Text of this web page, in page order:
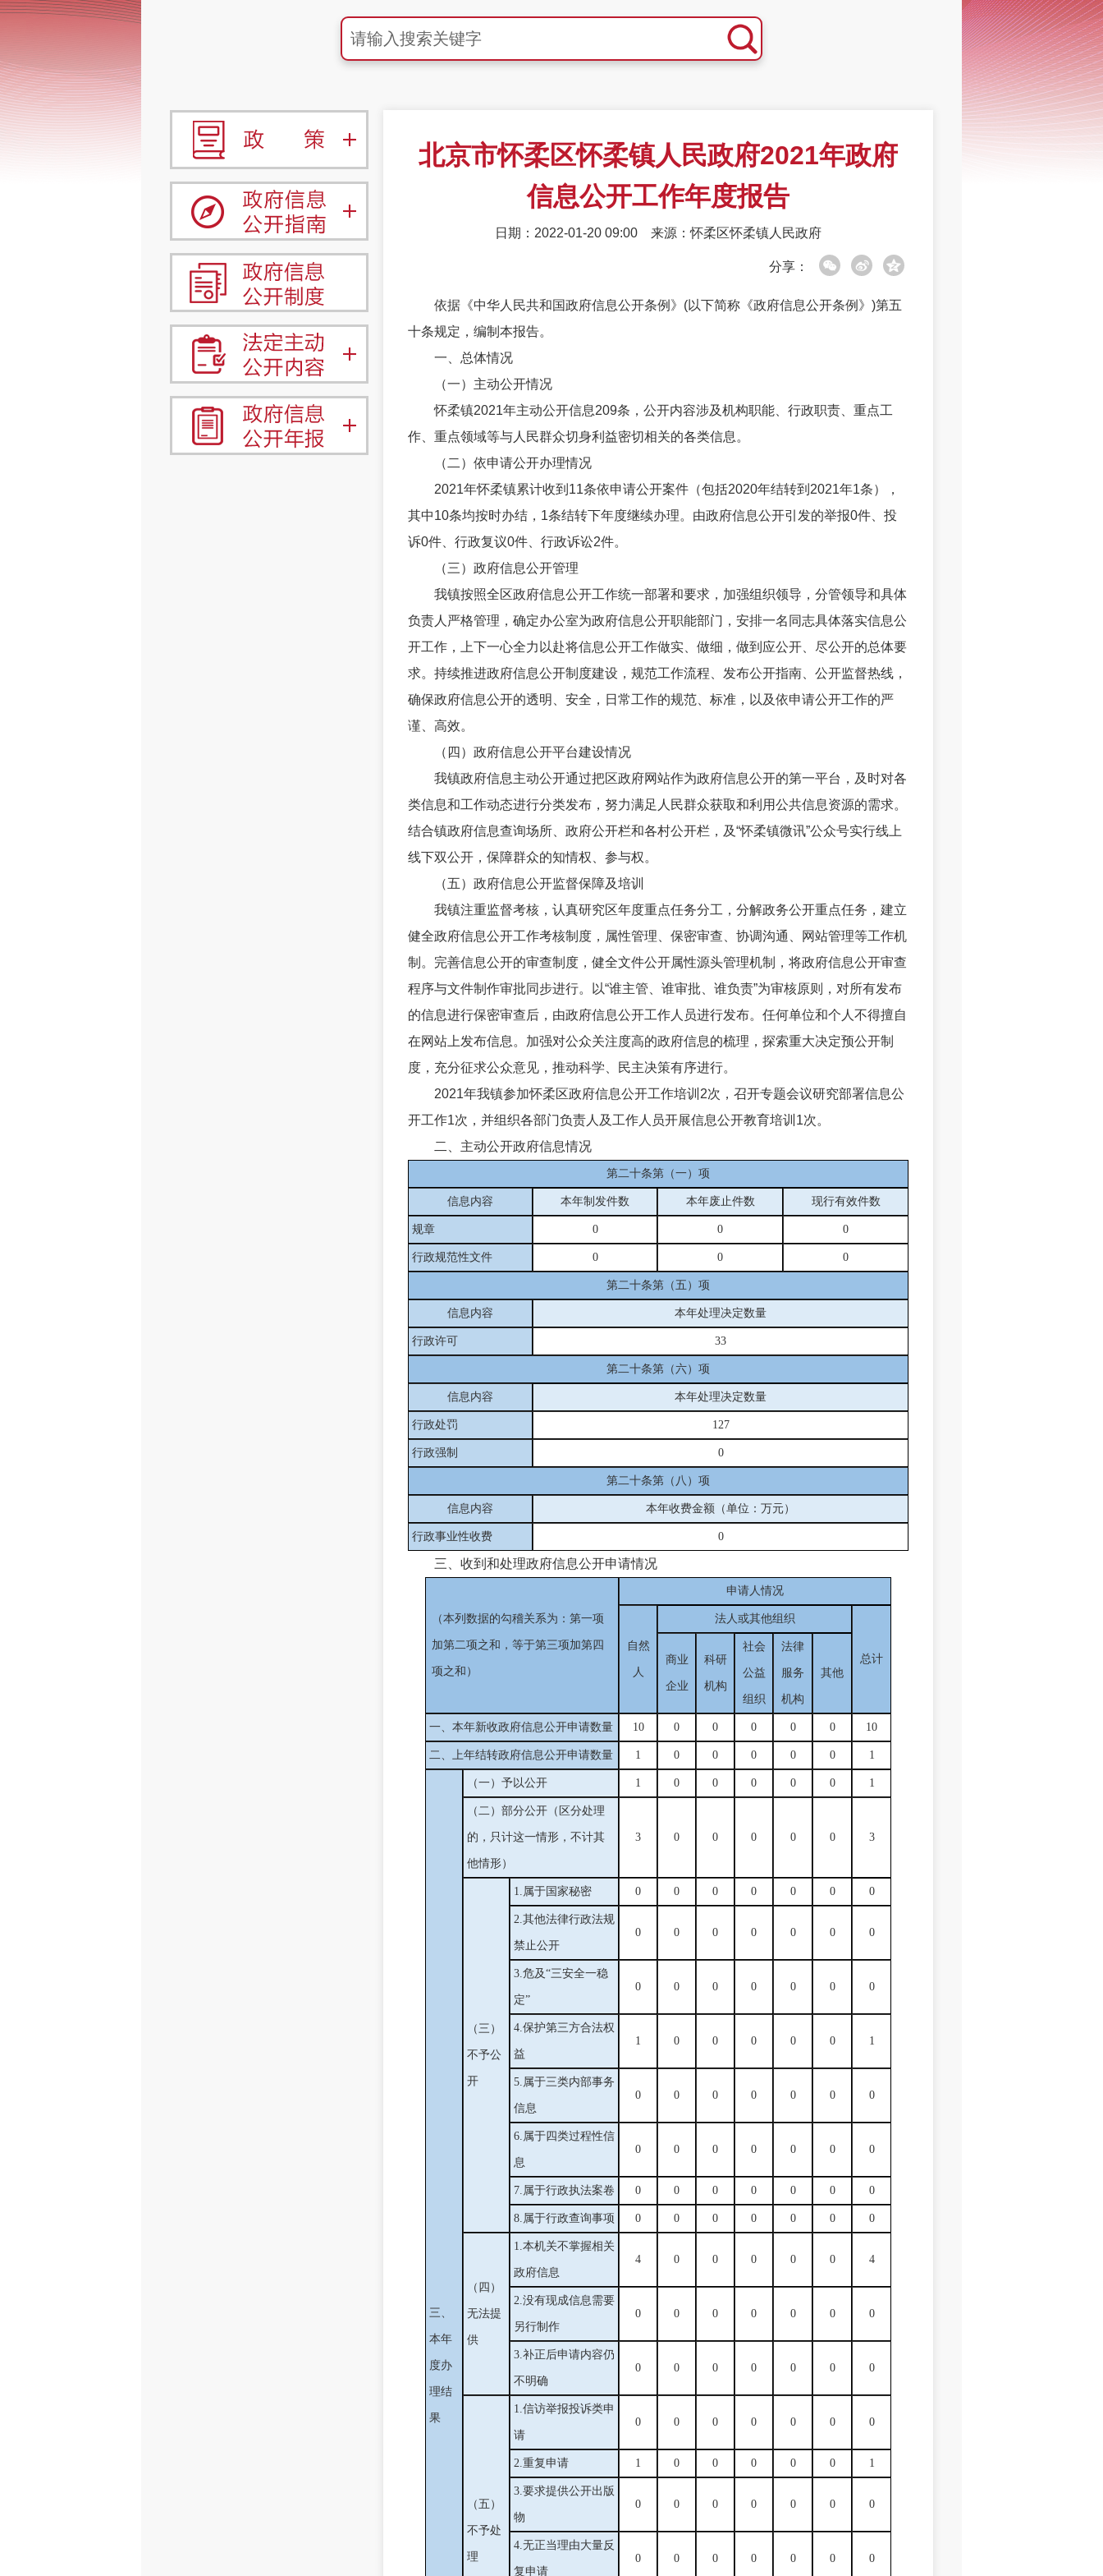
北京市怀柔区怀柔镇人民政府2021年政府
信息公开工作年度报告
日期：2022-01-20 09:00 来源：怀柔区怀柔镇人民政府
分享：
依据《中华人民共和国政府信息公开条例》(以下简称《政府信息公开条例》)第五
十条规定，编制本报告。
一、总体情况
（一）主动公开情况
怀柔镇2021年主动公开信息209条，公开内容涉及机构职能、行政职责、重点工
作、重点领域等与人民群众切身利益密切相关的各类信息。
（二）依申请公开办理情况
2021年怀柔镇累计收到11条依申请公开案件（包括2020年结转到2021年1条），
其中10条均按时办结，1条结转下年度继续办理。由政府信息公开引发的举报0件、投
诉0件、行政复议0件、行政诉讼2件。
（三）政府信息公开管理
我镇按照全区政府信息公开工作统一部署和要求，加强组织领导，分管领导和具体
负责人严格管理，确定办公室为政府信息公开职能部门，安排一名同志具体落实信息公
开工作，上下一心全力以赴将信息公开工作做实、做细，做到应公开、尽公开的总体要
求。持续推进政府信息公开制度建设，规范工作流程、发布公开指南、公开监督热线，
确保政府信息公开的透明、安全，日常工作的规范、标准，以及依申请公开工作的严
谨、高效。
（四）政府信息公开平台建设情况
我镇政府信息主动公开通过把区政府网站作为政府信息公开的第一平台，及时对各
类信息和工作动态进行分类发布，努力满足人民群众获取和利用公共信息资源的需求。
结合镇政府信息查询场所、政府公开栏和各村公开栏，及“怀柔镇微讯”公众号实行线上
线下双公开，保障群众的知情权、参与权。
（五）政府信息公开监督保障及培训
我镇注重监督考核，认真研究区年度重点任务分工，分解政务公开重点任务，建立
健全政府信息公开工作考核制度，属性管理、保密审查、协调沟通、网站管理等工作机
制。完善信息公开的审查制度，健全文件公开属性源头管理机制，将政府信息公开审查
程序与文件制作审批同步进行。以“谁主管、谁审批、谁负责”为审核原则，对所有发布
的信息进行保密审查后，由政府信息公开工作人员进行发布。任何单位和个人不得擅自
在网站上发布信息。加强对公众关注度高的政府信息的梳理，探索重大决定预公开制
度，充分征求公众意见，推动科学、民主决策有序进行。
2021年我镇参加怀柔区政府信息公开工作培训2次，召开专题会议研究部署信息公
开工作1次，并组织各部门负责人及工作人员开展信息公开教育培训1次。
二、主动公开政府信息情况
第二十条第（一）项
信息内容 本年制发件数 本年废止件数 现行有效件数
规章 0 0 0
行政规范性文件 0 0 0
第二十条第（五）项
信息内容 本年处理决定数量
行政许可 33
第二十条第（六）项
信息内容 本年处理决定数量
行政处罚 127
行政强制 0
第二十条第（八）项
信息内容 本年收费金额（单位：万元）
行政事业性收费 0
三、收到和处理政府信息公开申请情况
（本列数据的勾稽关系为：第一项
加第二项之和，等于第三项加第四
项之和）
申请人情况
自然
人
法人或其他组织
总计
商业
企业
科研
机构
社会
公益
组织
法律
服务
机构
其他
一、本年新收政府信息公开申请数量 10 0 0 0 0 0 10
二、上年结转政府信息公开申请数量 1 0 0 0 0 0 1
三、
本年
度办
理结
果
（一）予以公开 1 0 0 0 0 0 1
（二）部分公开（区分处理
的，只计这一情形，不计其
他情形）
3 0 0 0 0 0 3
（三）
不予公
开
1.属于国家秘密 0 0 0 0 0 0 0
2.其他法律行政法规
禁止公开
0 0 0 0 0 0 0
3.危及“三安全一稳
定”
0 0 0 0 0 0 0
4.保护第三方合法权
益
1 0 0 0 0 0 1
5.属于三类内部事务
信息
0 0 0 0 0 0 0
6.属于四类过程性信
息
0 0 0 0 0 0 0
7.属于行政执法案卷 0 0 0 0 0 0 0
8.属于行政查询事项 0 0 0 0 0 0 0
（四）
无法提
供
1.本机关不掌握相关
政府信息
4 0 0 0 0 0 4
2.没有现成信息需要
另行制作
0 0 0 0 0 0 0
3.补正后申请内容仍
不明确
0 0 0 0 0 0 0
（五）
不予处
理
1.信访举报投诉类申
请
0 0 0 0 0 0 0
2.重复申请 1 0 0 0 0 0 1
3.要求提供公开出版
物
0 0 0 0 0 0 0
4.无正当理由大量反
复申请
0 0 0 0 0 0 0